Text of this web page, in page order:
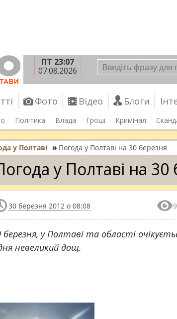
ПТ 23:07
07.08.2026
Фото Відео Блоги
Політика Влада Гроші Кримінал
у Полтаві » Погода у Полтаві на 30 березня
у Полтаві на 30
30 березня 2012 о 08:08
березня, у Полтаві та області
невеликий дощ.